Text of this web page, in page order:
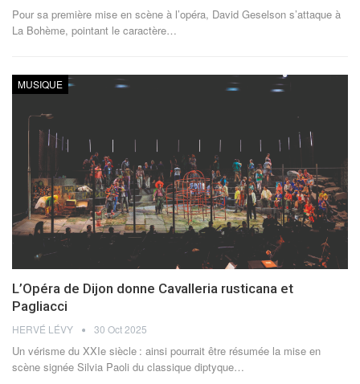
Pour sa première mise en scène à l’opéra, David Geselson s’attaque à
La Bohème, pointant le caractère…
MUSIQUE
L’Opéra de Dijon donne Cavalleria rusticana et
Pagliacci
HERVÉ LÉVY 30 Oct 2025
Un vérisme du XXIe siècle : ainsi pourrait être résumée la mise en
scène signée Silvia Paoli du classique diptyque…